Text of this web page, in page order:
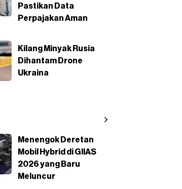
Pastikan Data
Perpajakan Aman
Kilang Minyak Rusia
Dihantam Drone
Ukraina
Menengok Deretan
Mobil Hybrid di GIIAS
2026 yang Baru
Meluncur